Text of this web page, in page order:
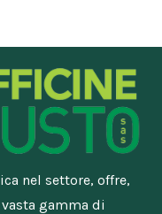
nel settore, offre,
gamma di